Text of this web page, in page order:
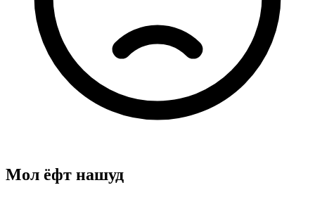
Мол ёфт нашуд